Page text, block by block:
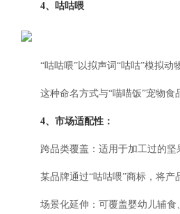
4、咕咕喂
“咕咕喂”以拟声词“咕咕”模拟动
这种命名方式与“喵喵饭”宠物食
4、市场适配性：
跨品类覆盖：适用于加工过的
某品牌通过“咕咕喂”商标，将产
场景化延伸：可覆盖婴幼儿辅食